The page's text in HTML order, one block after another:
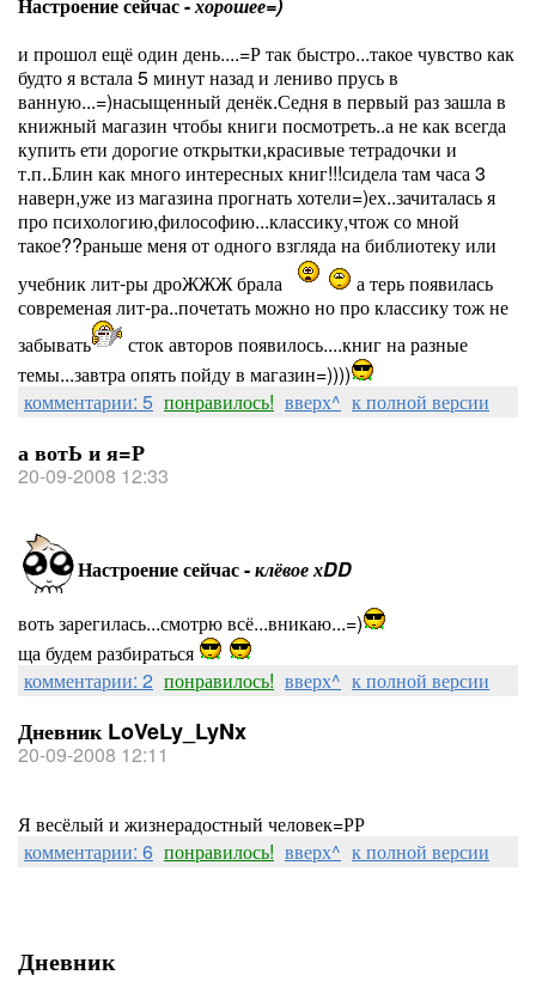
и прошол ещё один день....=Р так быстро...такое чувство как
будто я встала 5 минут назад и лениво прусь в
ванную...=)насыщенный денёк.Седня в первый раз зашла в
книжный магазин чтобы книги посмотреть..а не как всегда
купить ети дорогие открытки,красивые тетрадочки и
т.п..Блин как много интересных книг!!!сидела там часа 3
наверн,уже из магазина прогнать хотели=)ех..зачиталась я
про психологию,философию...классику,чтож со мной
такое??раньше меня от одного взгляда на библиотеку или
учебник лит-ры дроЖЖЖ брала
а терь появилась
современая лит-ра..почетать можно но про классику тож не
забывать
сток авторов появилось....книг на разные
темы...завтра опять пойду в магазин=))))
комментарии: 5 понравилось! вверх^ к полной версии
а вотЬ и я=Р
20-09-2008 12:33
Настроение сейчас -клёвое хDD
воть зарегилась...смотрю всё...вникаю...=)
ща будем разбираться
комментарии: 2 понравилось! вверх^ к полной версии
Дневник LoVeLy_LyNx
20-09-2008 12:11
Я весёлый и жизнерадостный человек=РР
комментарии: 6 понравилось! вверх^ к полной версии
Дневник